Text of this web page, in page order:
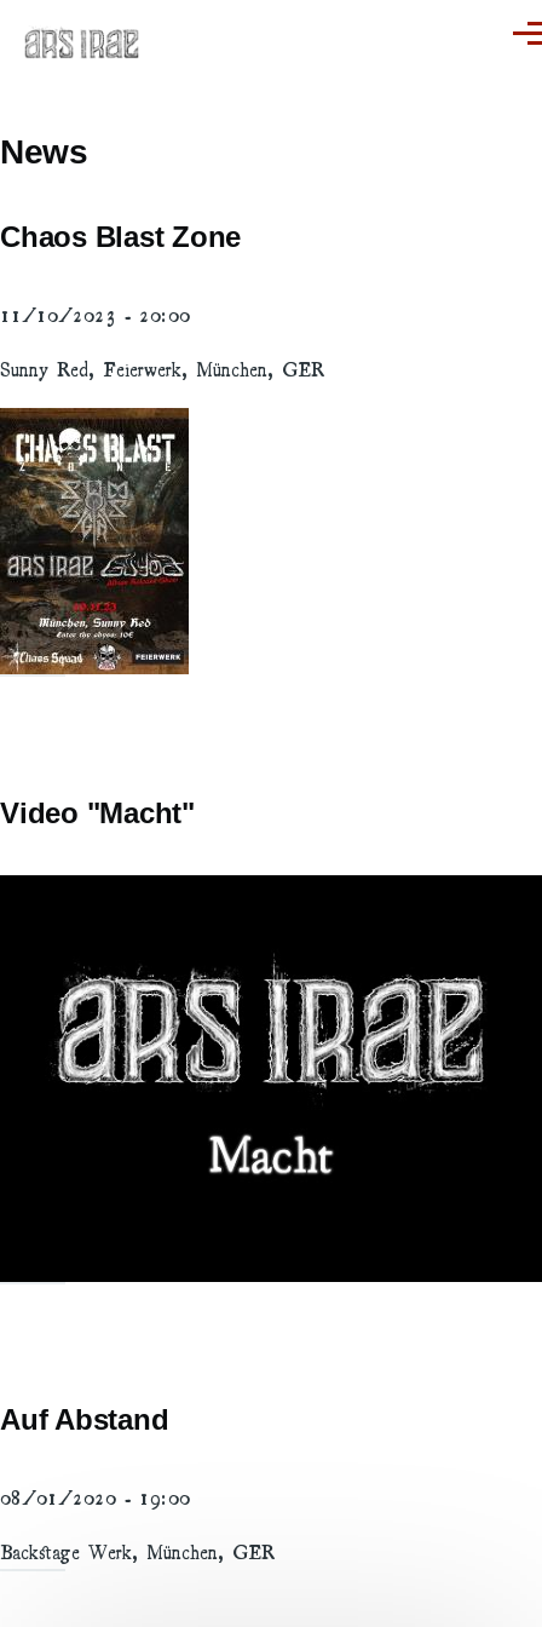
News
Chaos Blast Zone
11/10/2023 - 20:00
Sunny Red, Feierwerk, München, GER
Video "Macht"
Auf Abstand
08/01/2020 - 19:00
Backstage Werk, München, GER